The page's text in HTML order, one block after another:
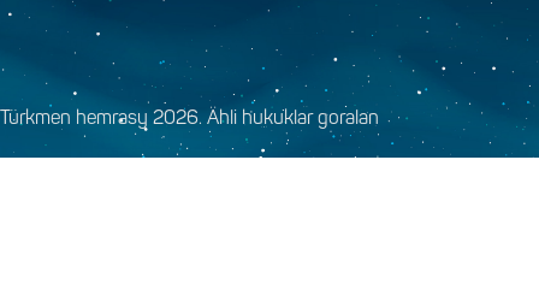
Türkmen hemrasy 2026. Ähli hukuklar goralan